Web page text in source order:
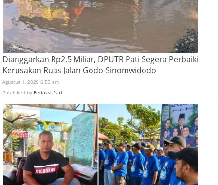
Dianggarkan Rp2,5 Miliar, DPUTR Pati Segera Perbaiki
Kerusakan Ruas Jalan Godo-Sinomwidodo
Agustus 1, 2026 6:53 am
Published by Redaksi Pati